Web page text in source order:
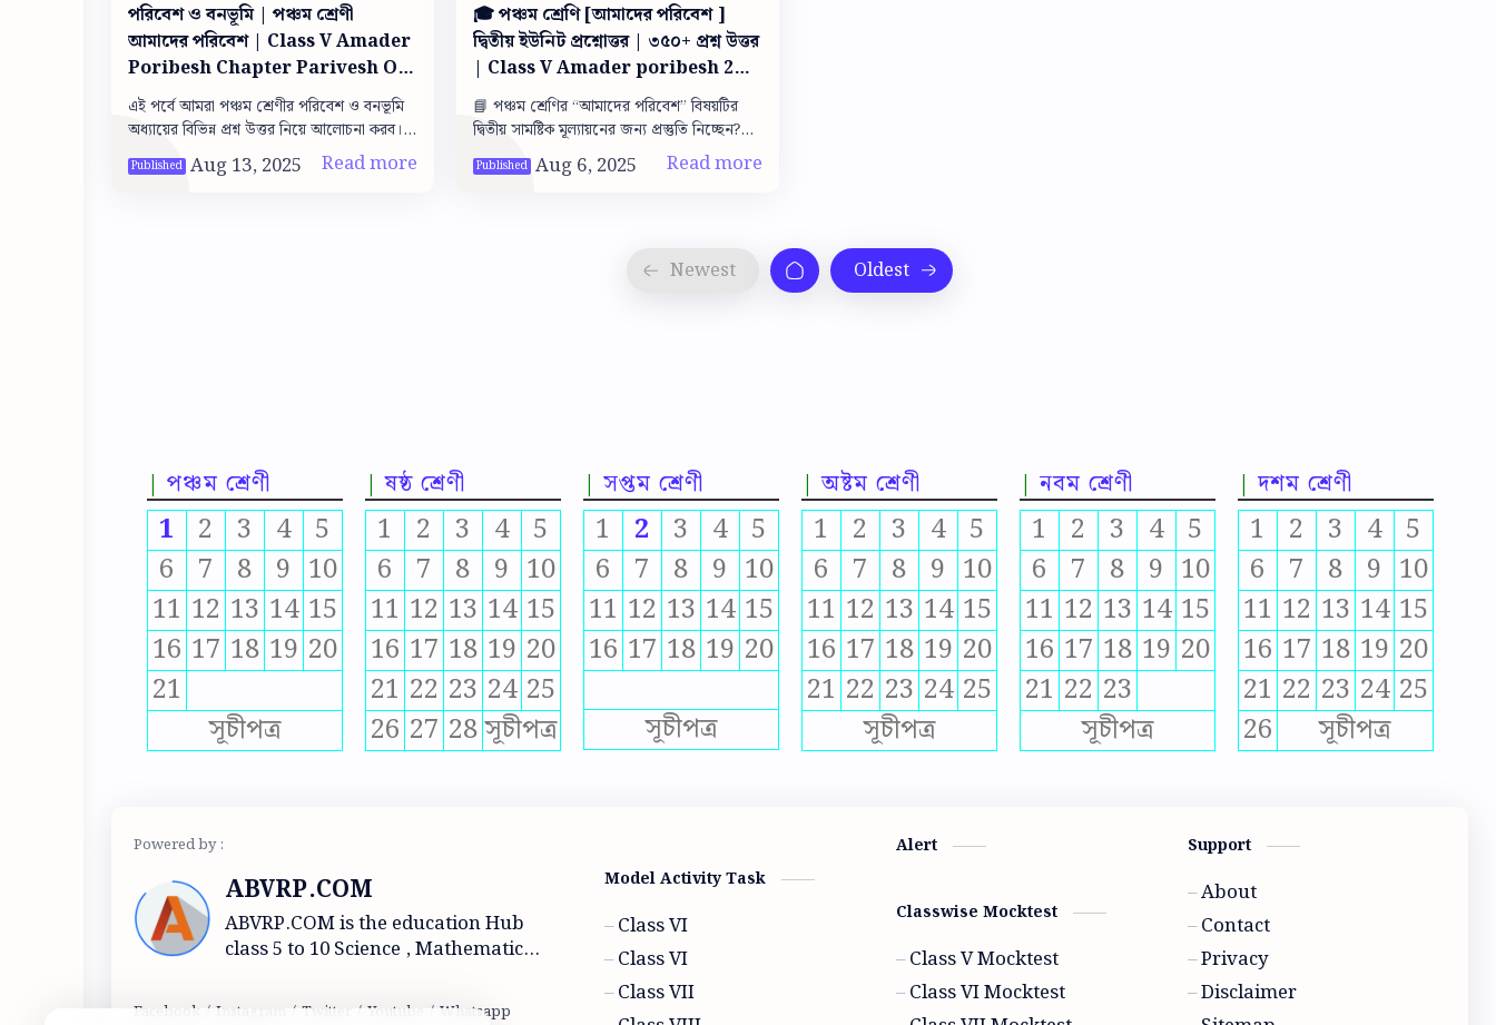
পরিবেশ ও বনভূমি | পঞ্চম শ্রেণী
আমাদের পরিবেশ | Class V Amader
Poribesh Chapter Parivesh O
banabhumi
এই পর্বে আমরা পঞ্চম শ্রেণীর পরিবেশ ও বনভূমি
অধ্যায়ের বিভিন্ন প্রশ্ন উত্তর নিয়ে আলোচনা করব।
পরিবেশ ও বনভূমি ১. কি কি নিয়ে বনভূমি তৈরি
হয়? উত্তর:…
🎓 পঞ্চম শ্রেণি [আমাদের পরিবেশ ]
দ্বিতীয় ইউনিট প্রশ্নোত্তর | ৩৫০+ প্রশ্ন উত্তর
| Class V Amader poribesh 2nd
summative note 100% Common
📘 পঞ্চম শ্রেণির “আমাদের পরিবেশ” বিষয়টির
দ্বিতীয় সামষ্টিক মূল্যায়নের জন্য প্রস্তুতি নিচ্ছেন?
তাহলে আপনি একদম সঠিক জায়গায় এসেছেন!
এখানে থাকছে ৩৫০টিরও …
পঞ্চম শ্রেণী
1 2 3 4
5
6
7 8 9 10
11 12 13 14 15
16 17 18 19 20
21
সূচীপত্র
ষষ্ঠ শ্রেণী
1 2 3 4
5
6
7 8 9 10
11 12 13 14 15
16 17 18 19 20
21 22 23 24 25
26 27 28সূচীপত্র
সপ্তম শ্রেণী
1 2 3 4
5
6
7 8 9 10
11 12 13 14 15
16 17 18 19 20
সূচীপত্র
অষ্টম শ্রেণী
1 2 3 4
5
6
7 8 9 10
11 12 13 14 15
16 17 18 19 20
21 22 23 24 25
সূচীপত্র
নবম শ্রেণী
1 2 3 4
5
6
7 8 9 10
11 12 13 14 15
16 17 18 19 20
21 22 23
সূচীপত্র
দশম শ্রেণী
1 2 3 4
5
6
7 8 9 10
11 12 13 14 15
16 17 18 19 20
21 22 23 24 25
26
সূচীপত্র
ABVRP.COM
ABVRP.COM is the education Hub
class 5 to 10 Science , Mathematics
Mocktest and Eduactional topic are
Model Activity Task
Class VI
Class VI
Class VII
Alert
Classwise Mocktest
Class V Mocktest
Class VI Mocktest
Support
About
Contact
Privacy
Disclaimer